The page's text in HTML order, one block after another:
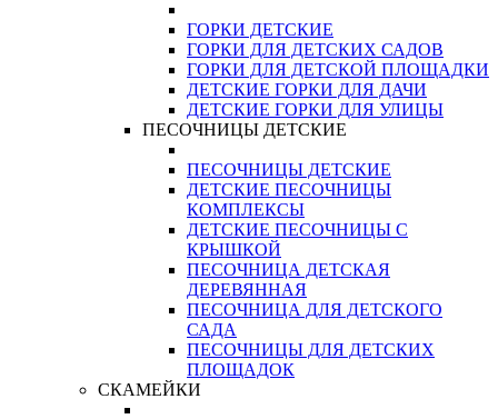
ГОРКИ ДЕТСКИЕ
ГОРКИ ДЛЯ ДЕТСКИХ САДОВ
ГОРКИ ДЛЯ ДЕТСКОЙ ПЛОЩАДКИ
ДЕТСКИЕ ГОРКИ ДЛЯ ДАЧИ
ДЕТСКИЕ ГОРКИ ДЛЯ УЛИЦЫ
ПЕСОЧНИЦЫ ДЕТСКИЕ
ПЕСОЧНИЦЫ ДЕТСКИЕ
ДЕТСКИЕ ПЕСОЧНИЦЫ
КОМПЛЕКСЫ
ДЕТСКИЕ ПЕСОЧНИЦЫ С
КРЫШКОЙ
ПЕСОЧНИЦА ДЕТСКАЯ
ДЕРЕВЯННАЯ
ПЕСОЧНИЦА ДЛЯ ДЕТСКОГО
САДА
ПЕСОЧНИЦЫ ДЛЯ ДЕТСКИХ
ПЛОЩАДОК
СКАМЕЙКИ